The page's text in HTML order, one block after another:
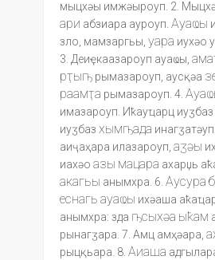
мыцхәы имжәыроуп. 2.
ари абзиара ауроуп. Ауаҩы
зло, мамзаргьы, уара иухәо
3. Деиҿкаазароуп ауаҩы,
рҭыҧ рымазароуп, аусқәа
раамҭа рымазароуп. 4.
имазароуп. Иҟауҵарц иуӡбаз
иуӡбаз хымҧада
аиҷаҳара илазароуп, аӡәы
иахәо азы мацара ахарџь
акагьы анымхра. 6. Аусура
еснагь ауаҩы ихәаша
анымхра: зда ҧсыхәа ыҟам
рынагӡара. 7. Амц амҳәара,
рыцқьара. 8. Аиаша